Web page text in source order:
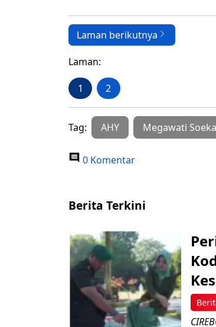
Laman berikutnya
Laman:
1 2
Tag: AHY Megawati
0 Komentar
Berita Terkini